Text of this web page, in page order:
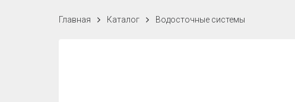
Главная Каталог Водосточные системы